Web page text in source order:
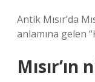
Antik Mısır’da
anlamına gelen